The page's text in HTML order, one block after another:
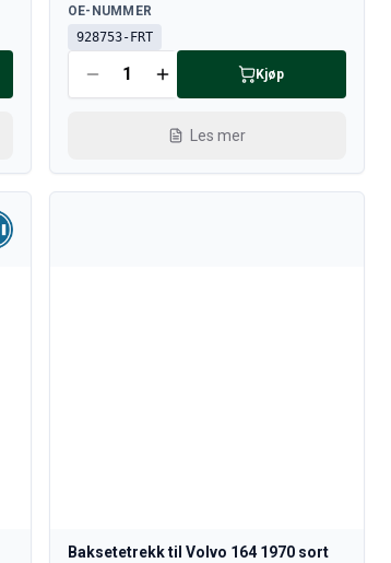
Tilgjengelig
OE-NUMMER
928753-FRT
Kjøp
Les mer
Baksetetrekk til Volvo 164 1970 sort